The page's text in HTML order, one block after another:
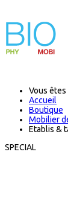
Vous êtes
Accueil
Boutique
Mobilier
Etablis &
SPECIAL